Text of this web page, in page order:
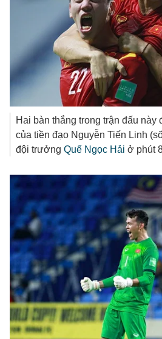
Hai bàn thắng trong trận đấu này
của tiền đạo Nguyễn Tiến Linh
đội trưởngQuế Ngọc Hải ở phút